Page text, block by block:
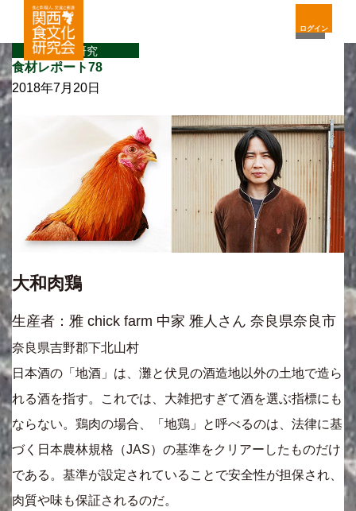
ログイン
食材研究
食材レポート78
2018年7月20日
大和肉鶏
生産者：雅 chick farm 中家 雅人さん 奈良県奈良市
奈良県吉野郡下北山村
日本酒の「地酒」は、灘と伏見の酒造地以外の土地で造ら
れる酒を指す。これでは、大雑把すぎて酒を選ぶ指標にも
ならない。鶏肉の場合、「地鶏」と呼べるのは、法律に基
づく日本農林規格（JAS）の基準をクリアーしたものだけ
である。基準が設定されていることで安全性が担保され、
肉質や味も保証されるのだ。